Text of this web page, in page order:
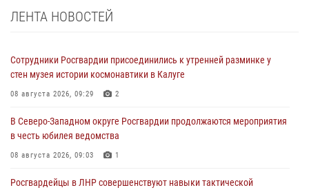
ЛЕНТА НОВОСТЕЙ
Сотрудники Росгвардии присоединились к утренней разминке у
стен музея истории космонавтики в Калуге
08 августа 2026, 09:29 2
В Северо-Западном округе Росгвардии продолжаются мероприятия
в честь юбилея ведомства
08 августа 2026, 09:03 1
Росгвардейцы в ЛНР совершенствуют навыки тактической